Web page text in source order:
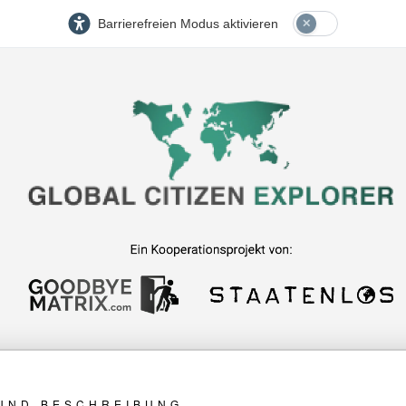
Barrierefreien Modus aktivieren